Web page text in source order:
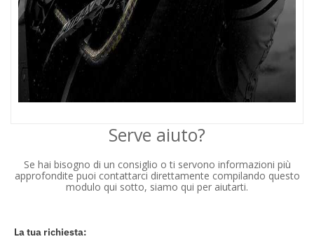
Serve aiuto?
Se hai bisogno di un consiglio o ti servono informazioni più
approfondite puoi contattarci direttamente compilando questo
modulo qui sotto, siamo qui per aiutarti.
La tua richiesta: